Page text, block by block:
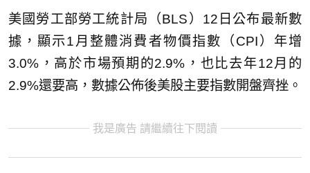
美國勞工部勞工統計局（BLS）12日公布最新數
據，顯示1月整體消費者物價指數（CPI）年增
3.0%，高於市場預期的2.9%，也比去年12月的
2.9%還要高，數據公佈後美股主要指數開盤齊挫。
我是廣告 請繼續往下閱讀